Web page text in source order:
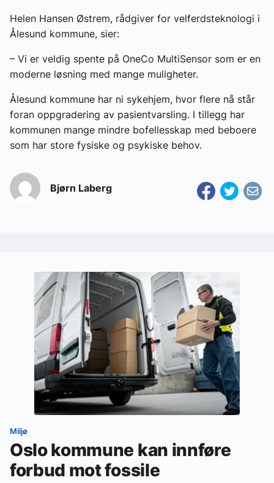
Helen Hansen Østrem, rådgiver for velferdsteknologi i
Ålesund kommune, sier:
– Vi er veldig spente på OneCo MultiSensor som er en
moderne løsning med mange muligheter.
Ålesund kommune har ni sykehjem, hvor flere nå står
foran oppgradering av pasientvarsling. I tillegg har
kommunen mange mindre bofellesskap med beboere
som har store fysiske og psykiske behov.
Bjørn Laberg
Miljø
Oslo kommune kan innføre
forbud mot fossile